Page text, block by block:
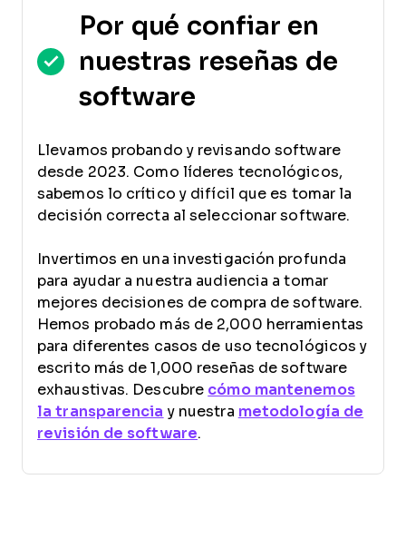
Por qué confiar en
nuestras reseñas de
software
Llevamos probando y revisando software
desde 2023. Como líderes tecnológicos,
sabemos lo crítico y difícil que es tomar la
decisión correcta al seleccionar software.
Invertimos en una investigación profunda
para ayudar a nuestra audiencia a tomar
mejores decisiones de compra de software.
Hemos probado más de 2,000 herramientas
para diferentes casos de uso tecnológicos y
escrito más de 1,000 reseñas de software
exhaustivas. Descubre cómo mantenemos
la transparencia y nuestra metodología de
revisión de software.